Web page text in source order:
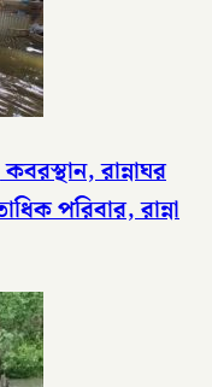
রান্নাঘর
পরিবার, রান্না